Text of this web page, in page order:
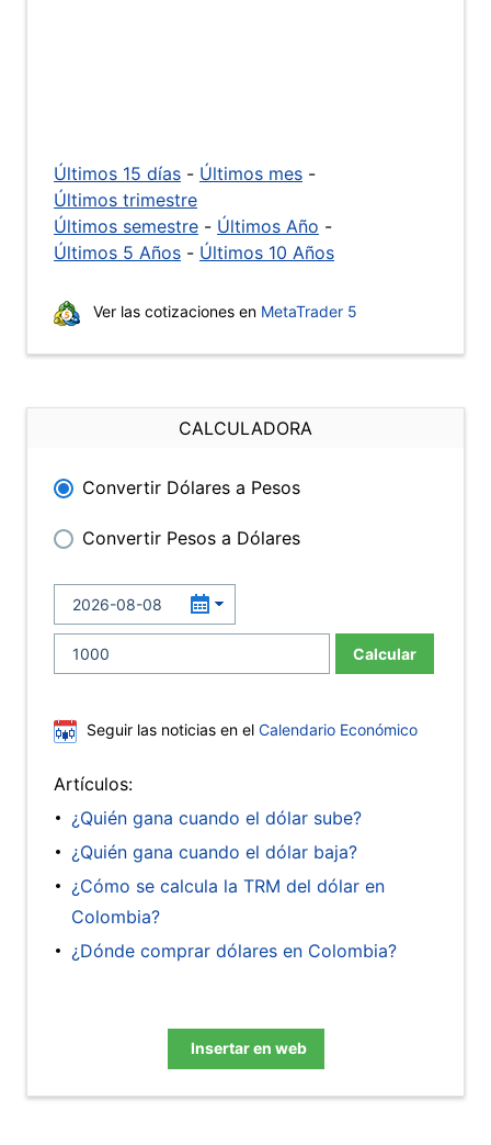
Últimos 15 días - Últimos mes -
Últimos trimestre
Últimos semestre - Últimos Año -
Últimos 5 Años - Últimos 10 Años
Ver las cotizaciones en MetaTrader 5
CALCULADORA
Convertir Dólares a Pesos
Convertir Pesos a Dólares
Calcular
Seguir las noticias en el Calendario Económico
Artículos:
¿Quién gana cuando el dólar sube?
¿Quién gana cuando el dólar baja?
¿Cómo se calcula la TRM del dólar en
Colombia?
¿Dónde comprar dólares en Colombia?
Insertar en web